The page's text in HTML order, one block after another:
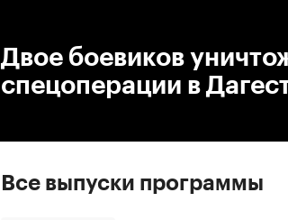
Двое боевиков
спецоперации в
Все выпуски программы